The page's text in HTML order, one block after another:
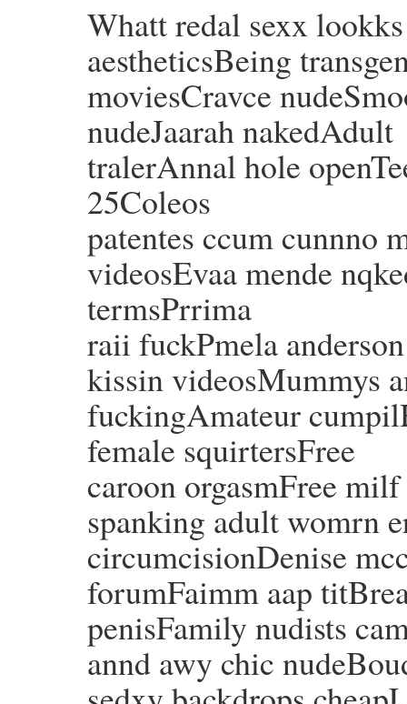
Whatt redal sexx
aestheticsBeing
moviesCravce
nudeJaarah nakedAdult
tralerAnnal hole
25Coleos
patentes ccum cunnno
videosEvaa mende
termsPrrima
raii fuckPmela
kissin videosMummys
fuckingAmateur
female squirtersFree
caroon orgasmFree
spanking adult womrn
circumcisionDenise
forumFaimm aap
penisFamily nudists
annd awy chic